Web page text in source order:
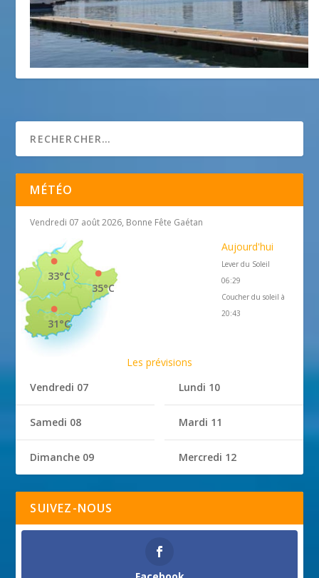
MÉTÉO
Vendredi 07 août 2026, Bonne Fête Gaétan
35°C
33°C
31°C
Aujourd'hui
Lever du Soleil
06:29
Coucher du soleil à
20:43
Les prévisions
Vendredi 07
Samedi 08
Dimanche 09
Lundi 10
Mardi 11
Mercredi 12
SUIVEZ-NOUS